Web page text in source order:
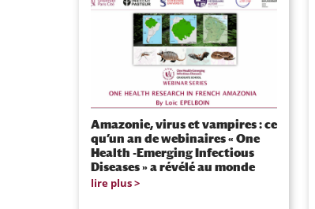
Amazonie, virus et vampires : ce
qu’un an de webinaires « One
Health -Emerging Infectious
Diseases » a révélé au monde
lire plus